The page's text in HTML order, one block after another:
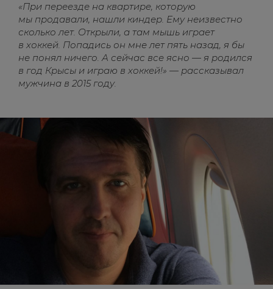
«При переезде на квартире, которую
мы продавали, нашли киндер. Ему неизвестно
сколько лет. Открыли, а там мышь играет
в хоккей. Попадись он мне лет пять назад, я бы
не понял ничего. А сейчас все ясно — я родился
в год Крысы и играю в хоккей!» — рассказывал
мужчина в 2015 году.